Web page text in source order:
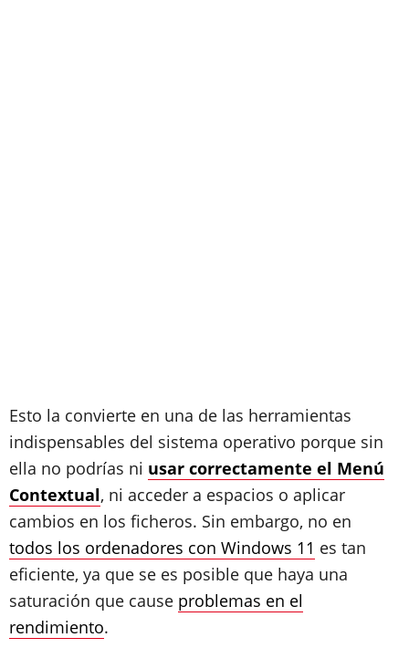
Esto la convierte en una de las herramientas
indispensables del sistema operativo porque sin
ella no podrías ni usar correctamente el Menú
Contextual, ni acceder a espacios o aplicar
cambios en los ficheros. Sin embargo, no en
todos los ordenadores con Windows 11 es tan
eficiente, ya que se es posible que haya una
saturación que cause problemas en el
rendimiento.